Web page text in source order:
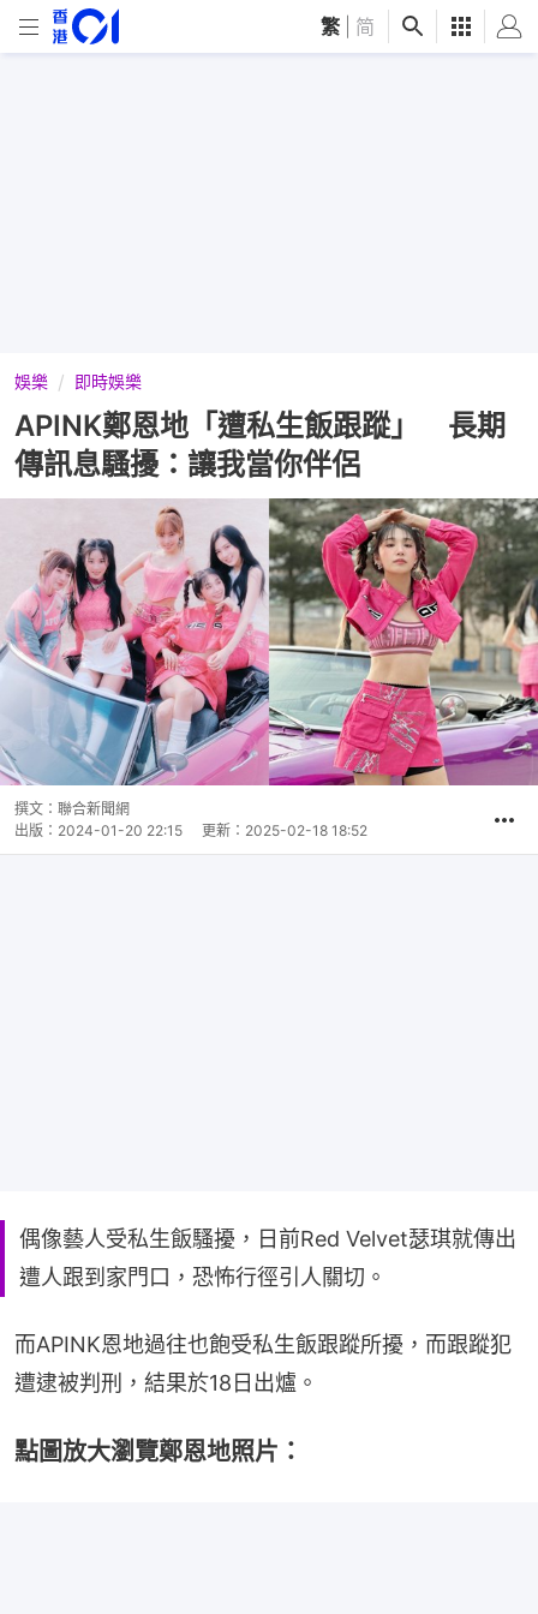
繁 简
娛樂 即時娛樂
APINK鄭恩地「遭私生飯跟蹤」 長期
傳訊息騷擾：讓我當你伴侶
撰文： 聯合新聞網
出版： 2024-01-20 22:15 更新： 2025-02-18 18:52
偶像藝人受私生飯騷擾，日前Red Velvet瑟琪就傳出
遭人跟到家門口，恐怖行徑引人關切。
而APINK恩地過往也飽受私生飯跟蹤所擾，而跟蹤犯
遭逮被判刑，結果於18日出爐。
點圖放大瀏覽鄭恩地照片：